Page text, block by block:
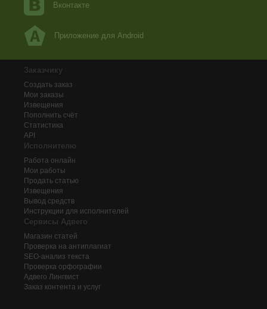
Вконтакте
Приложение для Android
Заказчику
Создать заказ
Мои заказы
Извещения
Пополнить счёт
Статистика
API
Исполнителю
Работа онлайн
Мои работы
Продать статью
Извещения
Вывод средств
Инструкции для исполнителей
Сервисы Адвего
Магазин статей
Проверка на антиплагиат
SEO-анализ текста
Проверка орфографии
Адвего Лингвист
Заказ контента и услуг